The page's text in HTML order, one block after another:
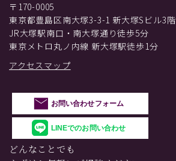
〒170-0005
東京都豊島区南大塚3-3-1 新大塚Sビル3階
JR大塚駅南口・南大塚通り徒歩5分
東京メトロ丸ノ内線 新大塚駅徒歩1分
アクセスマップ
お問い合わせフォーム
LINEでのお問い合わせ
どんなことでも